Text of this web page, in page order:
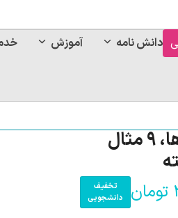
آموزش دانش نامه
بسته آموزشی انتقال گونه ها، 9 مثال
تومان
تخفیف
دانشجویی